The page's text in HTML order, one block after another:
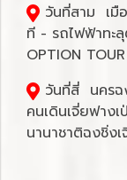
วันที่สาม เมื
ที - รถไฟฟ้าทะ
OPTION
วันที่สี่ นคร
คนเดินเจี่ยฟาง
นานาชาติฉงชิ่ง